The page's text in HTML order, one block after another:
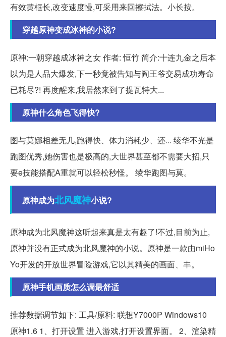
有效黄框长,改变速度慢,可采用来回擦拭法。小长按。
穿越原神变成冰神的小说?
原神:一朝穿越成冰神之女 作者: 恒竹 简介:十连九金之后本
以为是人品大爆发,下一秒竟被告知与阎王爷交易成功寿命
已耗尽?! 再度醒来,我居然来到了提瓦特大...
原神什么角色飞得快?
图与莫娜相差无几,跑得快、体力消耗少、还... 绫华不光是
跑图优秀,她伤害也是极高的,大世界甚至都不需要大招,只
要e技能搭配A重就可以轻松秒怪。 绫华跑图与莫。
原神成为北风魔神小说?
原神成为北风魔神这听起来真是太有趣了!不过,目前为止,
原神并没有正式成为北风魔神的小说。原神是一款由miHo
Yo开发的开放世界冒险游戏,它以其精美的画面、丰。
原神手机画质怎么调最舒适
推荐数据调节如下: 工具/原料: 联想Y7000P Windows10
原神1.6 1、打开设置 进入游戏,打开设置界面。 2、渲染精